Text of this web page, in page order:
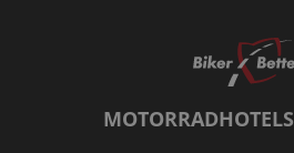
MOTORRADHOTELS